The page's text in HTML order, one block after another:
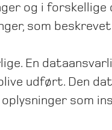
og i forskellige
som
En
udført. Den
som